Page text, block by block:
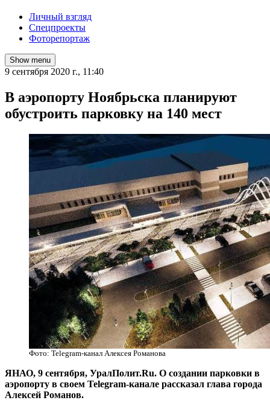
Личный взгляд
Спецпроекты
Фоторепортаж
Show menu
9 сентября 2020 г., 11:40
В аэропорту Ноябрьска планируют
обустроить парковку на 140 мест
Фото: Telegram-канал Алексея Романова
ЯНАО, 9 сентября, УралПолит.Ru. О создании парковки в
аэропорту в своем Telegram-канале рассказал глава города
Алексей Романов.